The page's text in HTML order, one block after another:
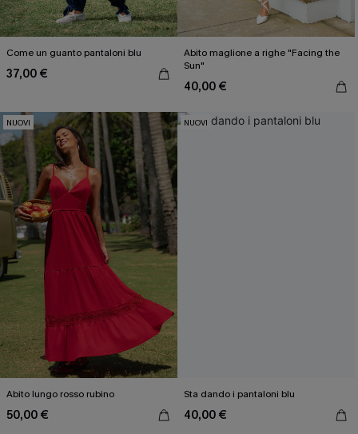
Come un guanto pantaloni blu
37,00 €
Abito maglione a righe "Facing the
Sun"
40,00 €
NUOVI
Abito lungo rosso rubino
50,00 €
NUOVI
Sta dando i pantaloni blu
40,00 €